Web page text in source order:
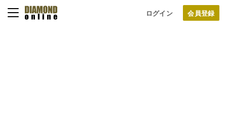
ログイン